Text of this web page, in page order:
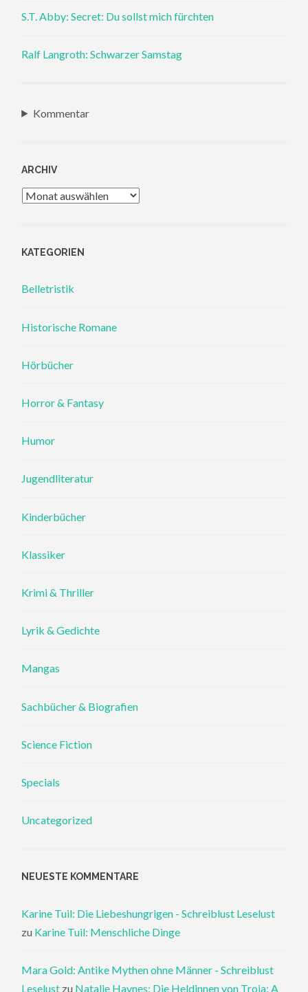
S.T. Abby: Secret: Du sollst mich fürchten
Ralf Langroth: Schwarzer Samstag
Kommentar
ARCHIV
Archiv
KATEGORIEN
Belletristik
Historische Romane
Hörbücher
Horror & Fantasy
Humor
Jugendliteratur
Kinderbücher
Klassiker
Krimi & Thriller
Lyrik & Gedichte
Mangas
Sachbücher & Biografien
Science Fiction
Specials
Uncategorized
NEUESTE KOMMENTARE
Karine Tuil: Die Liebeshungrigen - Schreiblust Leselust
zu Karine Tuil: Menschliche Dinge
Mara Gold: Antike Mythen ohne Männer - Schreiblust
Leselust zu Natalie Haynes: Die Heldinnen von Troja: A